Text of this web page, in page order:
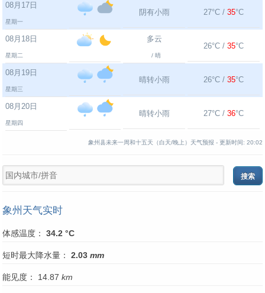
08月17日
星期一
阴有小雨 27°C / 35°C
08月18日
星期二
多云
/ 晴
26°C / 35°C
08月19日
星期三
晴转小雨 26°C / 35°C
08月20日
星期四
晴转小雨 27°C / 36°C
象州县未来一周和十五天（白天/晚上）天气预报 - 更新时间: 20:02
象州天气实时
体感温度： 34.2 °C
短时最大降水量： 2.03 mm
能见度： 14.87 km